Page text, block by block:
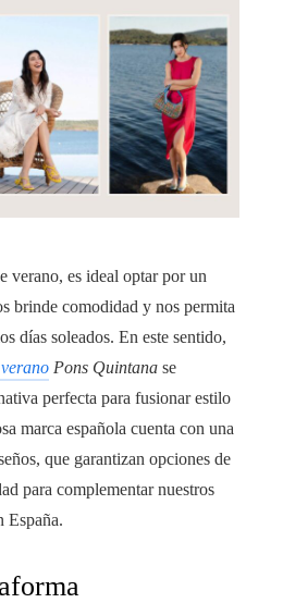
verano, es ideal optar por un
brinde comodidad y nos permita
días soleados. En este sentido,
Pons Quintana se
perfecta para fusionar estilo
marca española cuenta con una
que garantizan opciones de
para complementar nuestros
España.